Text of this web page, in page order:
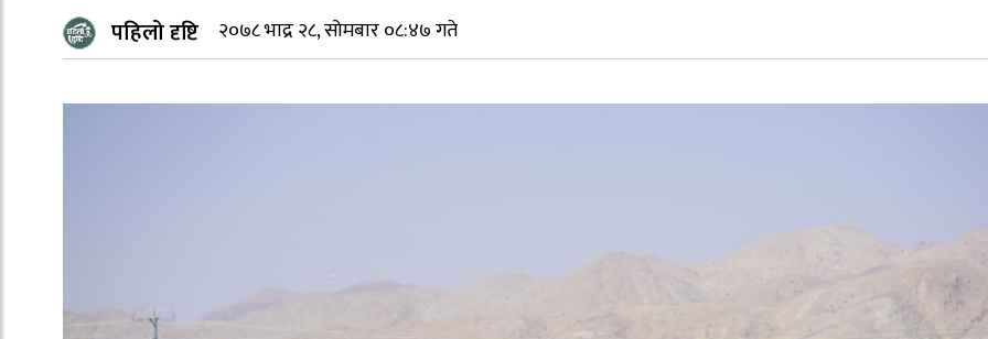
पहिलो दृष्टि २०७८ भाद्र २८, सोमबार ०८:४७ गते